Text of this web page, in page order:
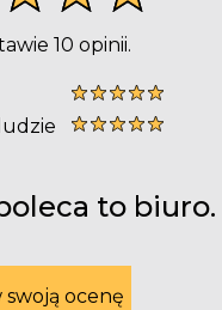
10 opinii.
to biuro.
swoją ocenę